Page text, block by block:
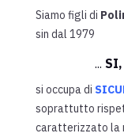
Siamo figli di
sin dal 1979
... SI,
si occupa di
soprattutto
caratterizzato la